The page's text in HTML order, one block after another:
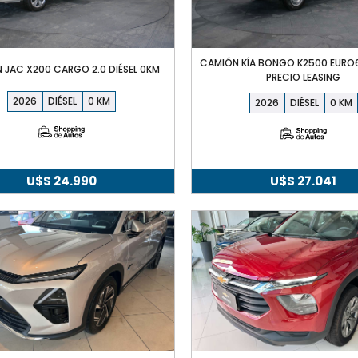
JAC X200 CARGO 2.0 DIÉSEL 0KM
2026 DIÉSEL 0
U$S 24.990
CAMIÓN KÍA BONGO K2500
PRECIO LEASING
2026
DIÉSEL 0
U$S 27.041